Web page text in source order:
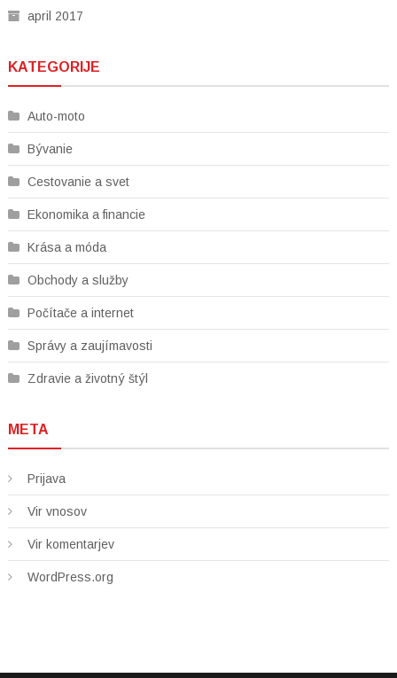
april 2017
KATEGORIJE
Auto-moto
Bývanie
Cestovanie a svet
Ekonomika a financie
Krása a móda
Obchody a služby
Počítače a internet
Správy a zaujímavosti
Zdravie a životný štýl
META
Prijava
Vir vnosov
Vir komentarjev
WordPress.org